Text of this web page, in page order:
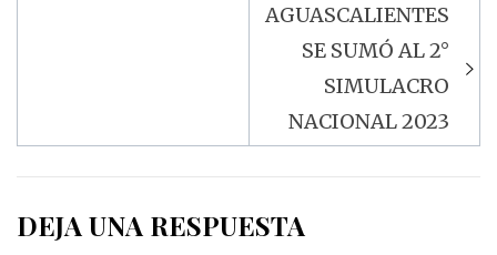
AGUASCALIENTES
SE SUMÓ AL 2°
SIMULACRO
NACIONAL 2023
DEJA UNA RESPUESTA